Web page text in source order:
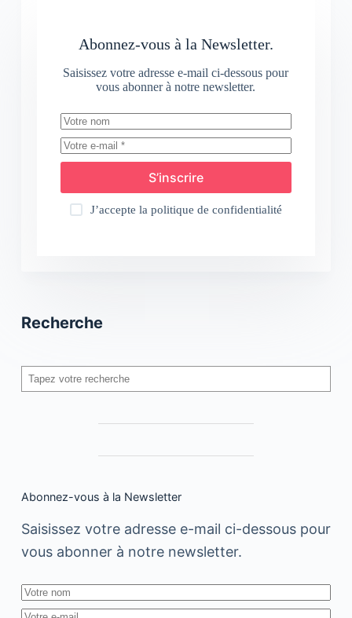
Abonnez-vous à la Newsletter.
Saisissez votre adresse e-mail ci-dessous pour
vous abonner à notre newsletter.
S’inscrire
J’accepte la politique de confidentialité
Recherche
Rechercher
Abonnez-vous à la Newsletter
Saisissez votre adresse e-mail ci-dessous pour
vous abonner à notre newsletter.